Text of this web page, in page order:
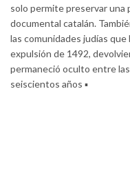
solo permite preservar una
documental catalán.
las comunidades judías
expulsión de 1492,
permaneció oculto entre
seiscientos años ▪